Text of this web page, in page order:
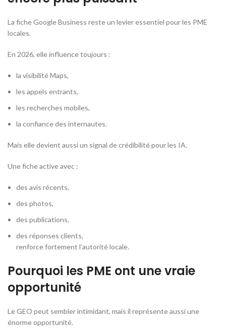
La fiche Google Business reste un levier essentiel pour les PME
locales.
En 2026, elle influence toujours :
la visibilité Maps,
les appels entrants,
les recherches mobiles,
la confiance des internautes.
Mais elle devient aussi un signal de crédibilité pour les IA.
Une fiche active avec :
des avis récents,
des photos,
des publications,
des réponses clients,
renforce fortement l’autorité locale.
Pourquoi les PME ont une vraie
opportunité
Le GEO peut sembler intimidant, mais il représente aussi une
énorme opportunité.